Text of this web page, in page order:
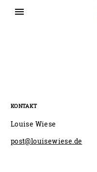
menu
KONTAKT
Louise Wiese
post@louisewiese.de